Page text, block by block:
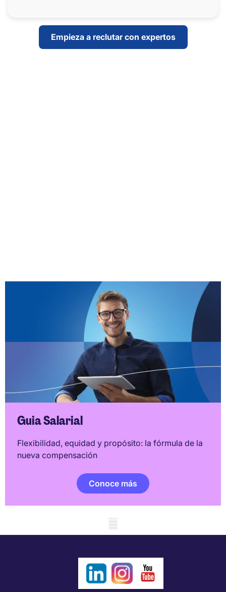
Empieza a reclutar con expertos
Guia Salarial
Flexibilidad, equidad y propósito: la fórmula de la
nueva compensación
Conoce más